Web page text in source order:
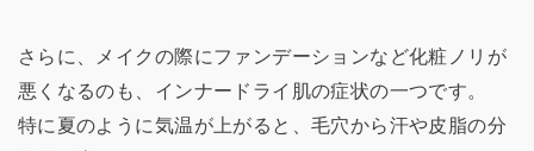
さらに、メイクの際にファンデーションなど化粧ノリが
悪くなるのも、インナードライ肌の症状の一つです。
特に夏のように気温が上がると、毛穴から汗や皮脂の分